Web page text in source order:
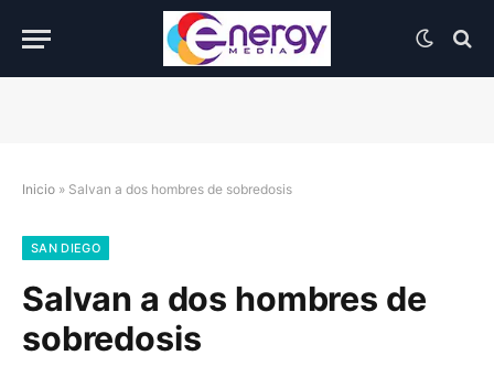
Inicio » Salvan a dos hombres de sobredosis
SAN DIEGO
Salvan a dos hombres de
sobredosis